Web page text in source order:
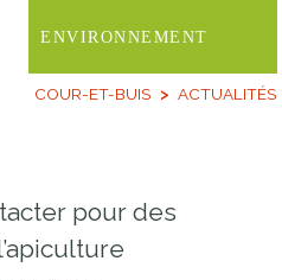
ENVIRONNEMENT
COUR-ET-BUIS ACTUALITÉS
pour des